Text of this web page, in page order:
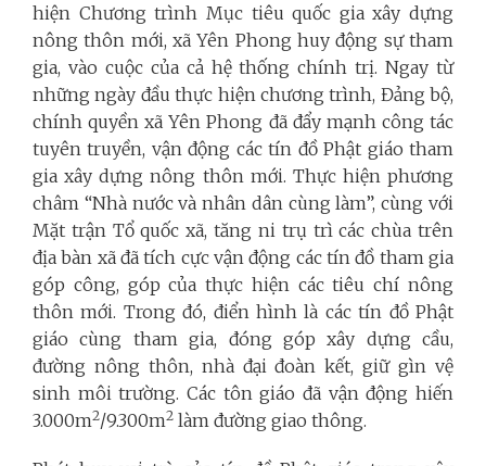
hiện Chương trình Mục tiêu quốc gia xây dựng
nông thôn mới, xã Yên Phong huy động sự tham
gia, vào cuộc của cả hệ thống chính trị. Ngay từ
những ngày đầu thực hiện chương trình, Đảng bộ,
chính quyền xã Yên Phong đã đẩy mạnh công tác
tuyên truyền, vận động các tín đồ Phật giáo tham
gia xây dựng nông thôn mới. Thực hiện phương
châm “Nhà nước và nhân dân cùng làm”, cùng với
Mặt trận Tổ quốc xã, tăng ni trụ trì các chùa trên
địa bàn xã đã tích cực vận động các tín đồ tham gia
góp công, góp của thực hiện các tiêu chí nông
thôn mới. Trong đó, điển hình là các tín đồ Phật
giáo cùng tham gia, đóng góp xây dựng cầu,
đường nông thôn, nhà đại đoàn kết, giữ gìn vệ
sinh môi trường. Các tôn giáo đã vận động hiến
3.000m2/9.300m2 làm đường giao thông.